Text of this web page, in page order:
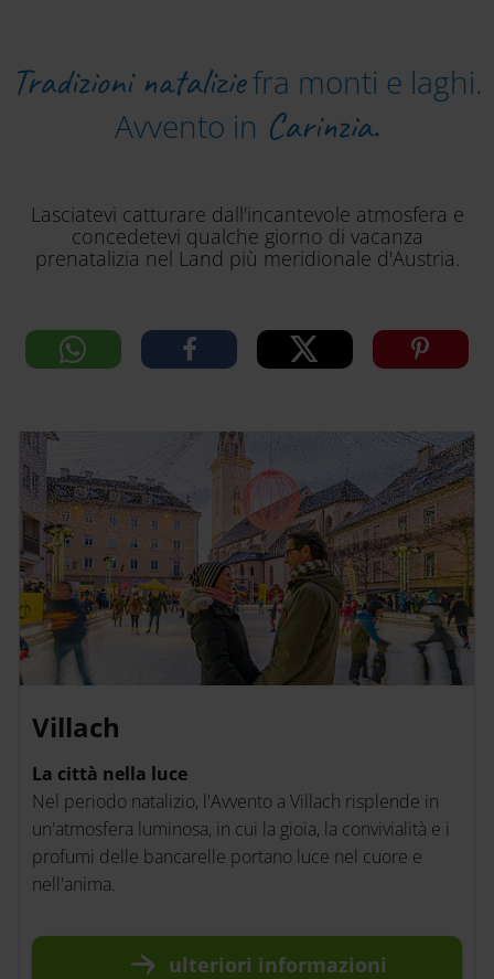
Tradizioni nataliziefra monti e laghi.
Avvento in Carinzia.
Lasciatevi catturare dall'incantevole atmosfera e
concedetevi qualche giorno di vacanza
prenatalizia nel Land più meridionale d'Austria.
Villach
La città nella luce
Nel periodo natalizio, l'Avvento a Villach risplende in
un'atmosfera luminosa, in cui la gioia, la convivialità e i
profumi delle bancarelle portano luce nel cuore e
nell'anima.
ulteriori informazioni